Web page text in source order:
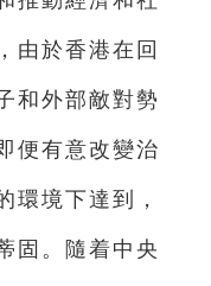
由於香港在回
和外部敵對勢
便有意改變治
環境下達到，
固。隨着中央